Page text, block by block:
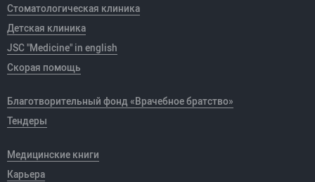
Стоматологическая клиника
Детская клиника
JSC "Medicine" in english
Скорая помощь
Благотворительный фонд «Врачебное братство»
Тендеры
Медицинские книги
Карьера